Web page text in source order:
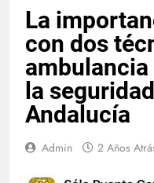
La
con dos
la
Andalucía
Admin 2 Años